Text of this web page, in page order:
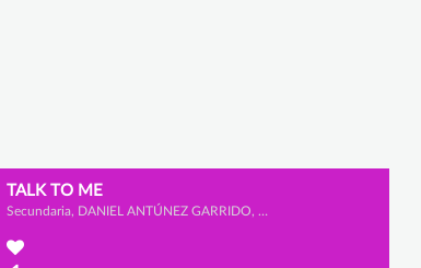
TALK TO ME
Secundaria, DANIEL ANTÚNEZ GARRIDO, PABLO MARTÍN BRAVO y PABLO TABOADA GONZÁLEZ